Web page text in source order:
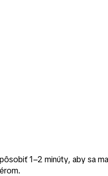
1–2 minúty, aby sa